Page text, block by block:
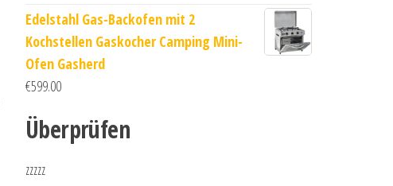
Edelstahl Gas-Backofen mit 2
Kochstellen Gaskocher Camping Mini-
Ofen Gasherd
€599.00
Überprüfen
zzzzz